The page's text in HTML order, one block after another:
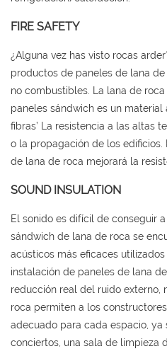
FIRE SAFETY
¿Alguna vez has visto rocas
productos de paneles de lana
no combustibles. La lana de
paneles sándwich es un
fibras’ La resistencia a las altas
o la propagación de los
de lana de roca mejorará la
SOUND INSULATION
El sonido es difícil de conseguir
sándwich de lana de roca se
acústicos más eficaces
instalación de paneles de lana
reducción real del ruido externo,
roca permiten a los
adecuado para cada espacio, ya
conciertos, una sala de limpieza